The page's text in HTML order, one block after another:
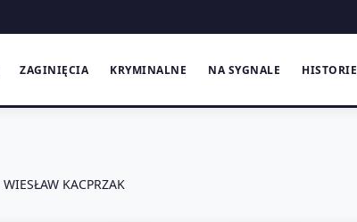
ZAGINIĘCIA KRYMINALNE NA SYGNALE HISTORIE
WIESŁAW KACPRZAK